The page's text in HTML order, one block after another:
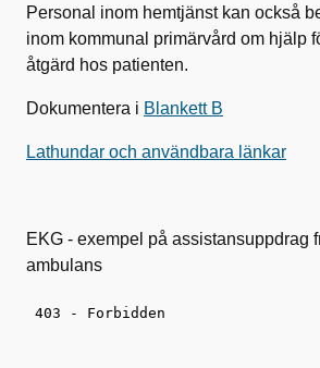
Personal inom hemtjänst kan också
inom kommunal primärvård om hjälp
åtgärd hos patienten.
Dokumentera i Blankett B
Lathundar och användbara länkar
EKG - exempel på assistansuppdrag
ambulans